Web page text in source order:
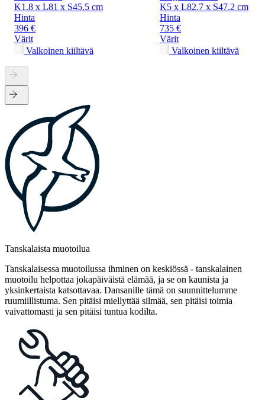
K1.8 x L81 x S45.5 cm
Hinta
396 €
Värit
Valkoinen kiiltävä
K5 x L82.7 x S47.2 cm
Hinta
735 €
Värit
Valkoinen kiiltävä
Tanskalaista muotoilua
Tanskalaisessa muotoilussa ihminen on keskiössä - tanskalainen
muotoilu helpottaa jokapäiväistä elämää, ja se on kaunista ja
yksinkertaista katsottavaa. Dansanille tämä on suunnittelumme
ruumiillistuma. Sen pitäisi miellyttää silmää, sen pitäisi toimia
vaivattomasti ja sen pitäisi tuntua kodilta.